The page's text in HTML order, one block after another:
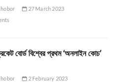
27 March 2023
বোর্ড বিশ্বের প্রথম ‘অনলাইন কোচ’
2 February 2023